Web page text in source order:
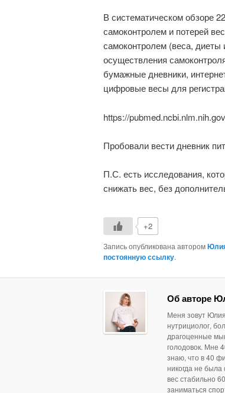
В систематическом обзоре
самоконтролем и потерей
самоконтролем (веса,
осуществления
бумажные дневники,
цифровые весы для
https://
Пробовали вести дневник
П.С. есть исследования,
снижать вес, без
+2
Запись опубликована автором
постоянную ссылку.
Об авторе
Меня зовут
нутрициолог,
драгоценные
голодовок. Мне
знаю, что в 40
никогда не
вес стабильно
заниматься